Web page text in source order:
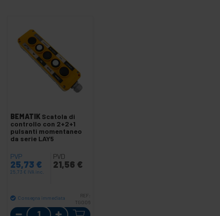
BEMATIK Scatola di
controllo con 2+2+1
pulsanti momentaneo
da serie LAY5
PVP
25,73 €
25,73 € IVA inc.
PVD
21,56 €
Consegna immediata
REF:
TG006
Quantità